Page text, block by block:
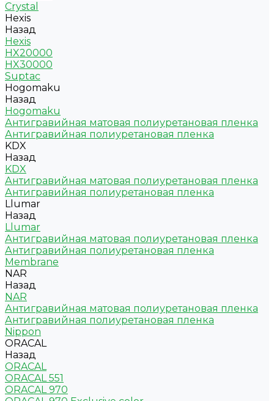
Crystal
Hexis
Назад
Hexis
HX20000
HX30000
Suptac
Hogomaku
Назад
Hogomaku
Антигравийная матовая полиуретановая пленка
Антигравийная полиуретановая пленка
KDX
Назад
KDX
Антигравийная матовая полиуретановая пленка
Антигравийная полиуретановая пленка
Llumar
Назад
Llumar
Антигравийная матовая полиуретановая пленка
Антигравийная полиуретановая пленка
Membrane
NAR
Назад
NAR
Антигравийная матовая полиуретановая пленка
Антигравийная полиуретановая пленка
Nippon
ORACAL
Назад
ORACAL
ORACAL 551
ORACAL 970